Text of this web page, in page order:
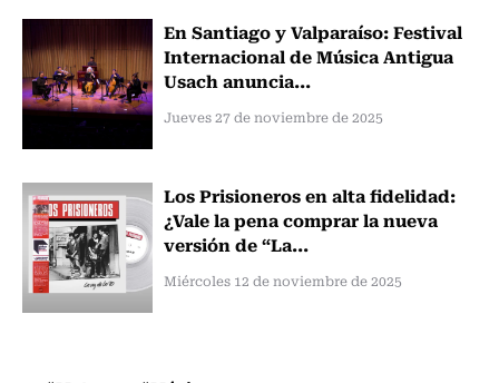
En Santiago y Valparaíso: Festival
Internacional de Música Antigua
Usach anuncia...
Jueves 27 de noviembre de 2025
Los Prisioneros en alta fidelidad:
¿Vale la pena comprar la nueva
versión de “La...
Miércoles 12 de noviembre de 2025